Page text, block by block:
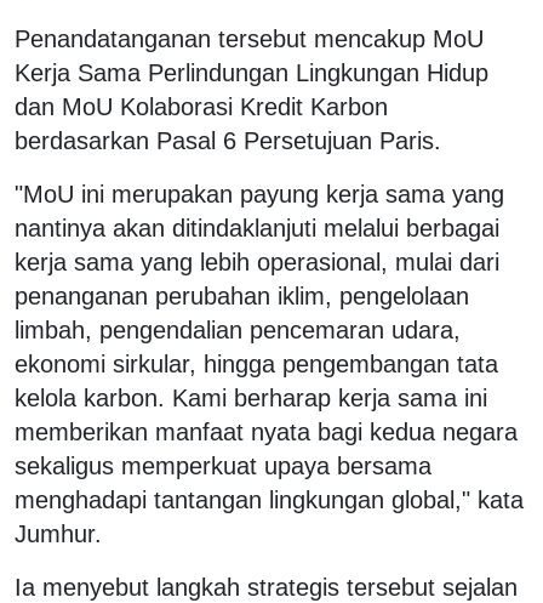
Penandatanganan tersebut mencakup MoU
Kerja Sama Perlindungan Lingkungan Hidup
dan MoU Kolaborasi Kredit Karbon
berdasarkan Pasal 6 Persetujuan Paris.
"MoU ini merupakan payung kerja sama yang
nantinya akan ditindaklanjuti melalui berbagai
kerja sama yang lebih operasional, mulai dari
penanganan perubahan iklim, pengelolaan
limbah, pengendalian pencemaran udara,
ekonomi sirkular, hingga pengembangan tata
kelola karbon. Kami berharap kerja sama ini
memberikan manfaat nyata bagi kedua negara
sekaligus memperkuat upaya bersama
menghadapi tantangan lingkungan global," kata
Jumhur.
Ia menyebut langkah strategis tersebut sejalan